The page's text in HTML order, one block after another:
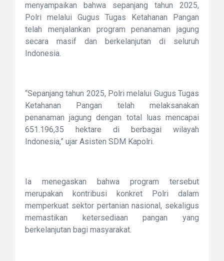
menyampaikan bahwa sepanjang tahun 2025,
Polri melalui Gugus Tugas Ketahanan Pangan
telah menjalankan program penanaman jagung
secara masif dan berkelanjutan di seluruh
Indonesia.
“Sepanjang tahun 2025, Polri melalui Gugus Tugas
Ketahanan Pangan telah melaksanakan
penanaman jagung dengan total luas mencapai
651.196,35 hektare di berbagai wilayah
Indonesia,” ujar Asisten SDM Kapolri.
Ia menegaskan bahwa program tersebut
merupakan kontribusi konkret Polri dalam
memperkuat sektor pertanian nasional, sekaligus
memastikan ketersediaan pangan yang
berkelanjutan bagi masyarakat.